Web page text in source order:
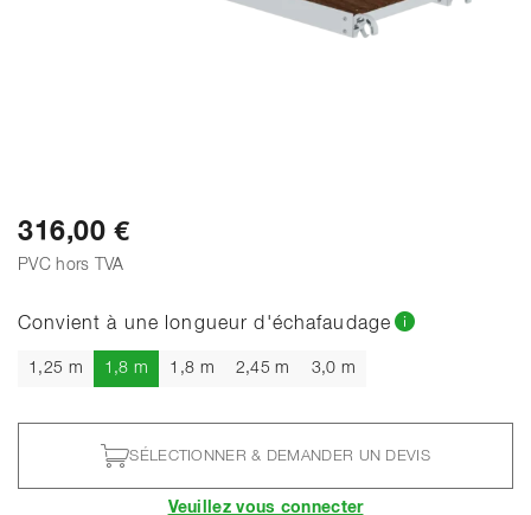
316,00 €
PVC hors TVA
Convient à une longueur d'échafaudage
1,25 m 1,8 m Actuel
1,8 m 2,45 m 3,0 m
SÉLECTIONNER & DEMANDER UN DEVIS
Veuillez vous connecter